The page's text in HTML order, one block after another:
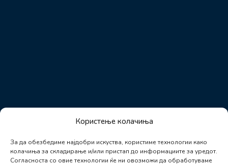
Користење колачиња
За да обезбедиме најдобри искуства, користиме технологии како
колачиња за складирање и/или пристап до информациите за уредот.
Согласноста со овие технологии ќе ни овозможи да обработуваме